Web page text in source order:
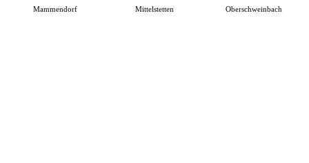
Mammendorf Mittelstetten Oberschweinbach